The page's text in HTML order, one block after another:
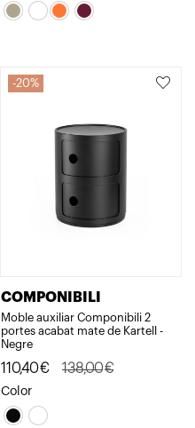
original
actual
20%
COMPONIBILI
Moble auxiliar Componibili 2
portes acabat mate de Kartell -
Negre
138,00€
El
preu
original
110,40€
El
preu
actual
Color